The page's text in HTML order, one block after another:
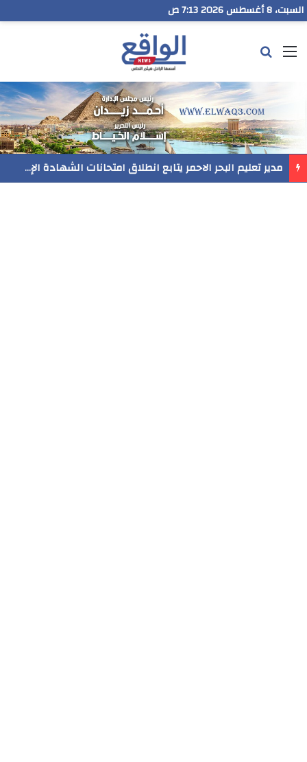
السبت، 8 أغسطس 2026 7:13 ص
القائمة
رسميا..فيلم المنير ينافس في مهرجان Follow Your Heart بنيويورك